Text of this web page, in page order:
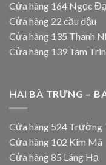
Cửa hàng 164 Ngọc
Cửa hàng 22 cầu dậu
Cửa hàng 135 Thanh
Cửa hàng 139 Tam
HAI BÀ TRƯNG –
Cửa hàng 524 Trường
Cửa hàng 102 Kim Mã
Cửa hàng 85 Láng Hạ